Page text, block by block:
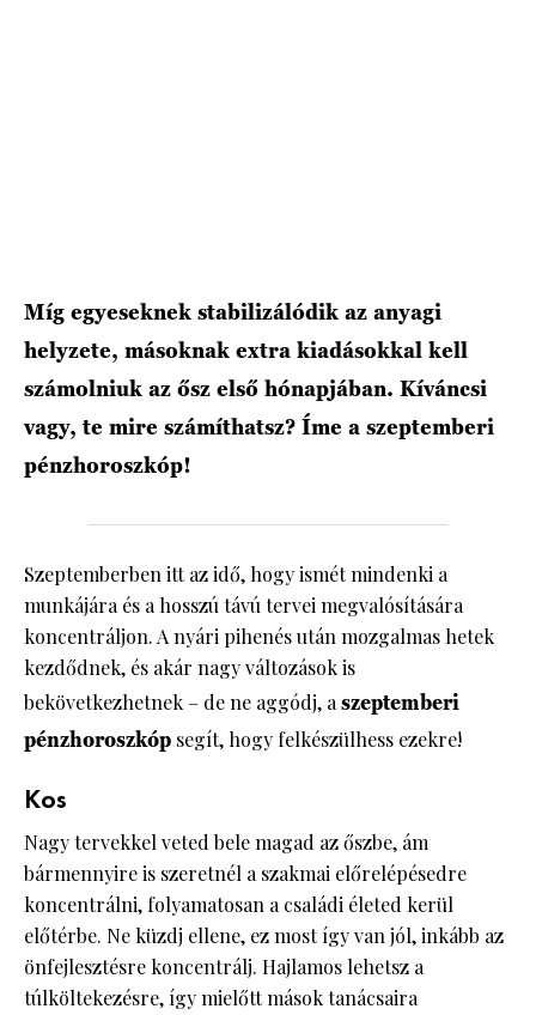
Míg egyeseknek stabilizálódik az anyagi
helyzete, másoknak extra kiadásokkal kell
számolniuk az ősz első hónapjában. Kíváncsi
vagy, te mire számíthatsz? Íme a szeptemberi
pénzhoroszkóp!
Szeptemberben itt az idő, hogy ismét mindenki a
munkájára és a hosszú távú tervei megvalósítására
koncentráljon. A nyári pihenés után mozgalmas hetek
kezdődnek, és akár nagy változások is
bekövetkezhetnek – de ne aggódj, aszeptemberi
pénzhoroszkóp segít, hogy felkészülhess ezekre!
Kos
Nagy tervekkel veted bele magad az őszbe, ám
bármennyire is szeretnél a szakmai előrelépésedre
koncentrálni, folyamatosan a családi életed kerül
előtérbe. Ne küzdj ellene, ez most így van jól, inkább az
önfejlesztésre koncentrálj. Hajlamos lehetsz a
túlköltekezésre, így mielőtt mások tanácsaira